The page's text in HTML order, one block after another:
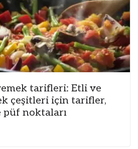
tarifleri: Etli ve
çeşitleri için tarifler,
püf noktaları